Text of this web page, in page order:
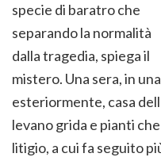
specie di baratro che
separando la normalità
dalla tragedia, spiega il
mistero. Una sera, in
esteriormente, casa
levano grida e pianti
litigio, a cui fa seguito